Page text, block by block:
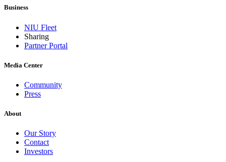
Business
NIU Fleet
Sharing
Partner Portal
Media Center
Community
Press
About
Our Story
Contact
Investors